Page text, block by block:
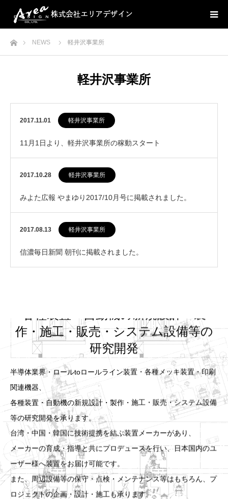
ホームNEWS 軽井沢事業所
軽井沢事業所
2017.11.01 軽井沢事業所
11月1日より、軽井沢事業所の稼動スタート
2017.10.28 軽井沢事業所
みよた広報 やまゆり2017/10月号に掲載されました。
2017.08.13 軽井沢事業所
信濃毎日新聞 朝刊に掲載されました。
作・施工・販売・システム設備等の
研究開発
半導体業界・ロールtoロールライン装置・各種メッキ装置・印刷
関連機器、
各種装置・自動機の新規設計・製作・施工・販売・システム設備
等の研究開発を承ります。
台湾・中国・韓国に技術提携を結ぶ装置メーカーがあり、
メーカーの育成・指導と共にプロデュースを行い、日本国内のユ
ーザー様へ装置をお届け可能です。
また、周辺設備等の保守・点検・メンテナンス等はもちろん、プ
ロジェクトの企画・設計・施工も承ります。